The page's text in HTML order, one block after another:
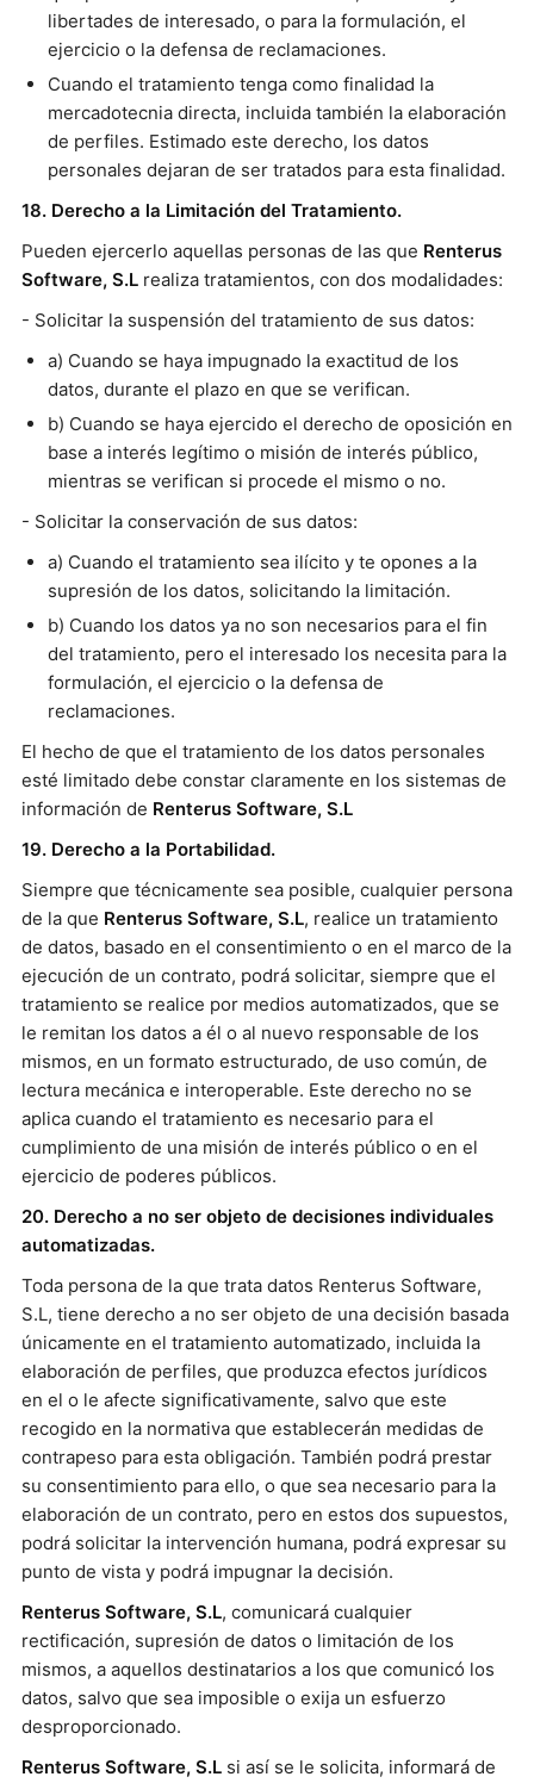
libertades de interesado, o para la formulación, el
ejercicio o la defensa de reclamaciones.
Cuando el tratamiento tenga como finalidad la
mercadotecnia directa, incluida también la elaboración
de perfiles. Estimado este derecho, los datos
personales dejaran de ser tratados para esta finalidad.
18. Derecho a la Limitación del Tratamiento.
Pueden ejercerlo aquellas personas de las que Renterus
Software, S.L realiza tratamientos, con dos modalidades:
- Solicitar la suspensión del tratamiento de sus datos:
a) Cuando se haya impugnado la exactitud de los
datos, durante el plazo en que se verifican.
b) Cuando se haya ejercido el derecho de oposición en
base a interés legítimo o misión de interés público,
mientras se verifican si procede el mismo o no.
- Solicitar la conservación de sus datos:
a) Cuando el tratamiento sea ilícito y te opones a la
supresión de los datos, solicitando la limitación.
b) Cuando los datos ya no son necesarios para el fin
del tratamiento, pero el interesado los necesita para la
formulación, el ejercicio o la defensa de
reclamaciones.
El hecho de que el tratamiento de los datos personales
esté limitado debe constar claramente en los sistemas de
información de Renterus Software, S.L
19. Derecho a la Portabilidad.
Siempre que técnicamente sea posible, cualquier persona
de la que Renterus Software, S.L, realice un tratamiento
de datos, basado en el consentimiento o en el marco de la
ejecución de un contrato, podrá solicitar, siempre que el
tratamiento se realice por medios automatizados, que se
le remitan los datos a él o al nuevo responsable de los
mismos, en un formato estructurado, de uso común, de
lectura mecánica e interoperable. Este derecho no se
aplica cuando el tratamiento es necesario para el
cumplimiento de una misión de interés público o en el
ejercicio de poderes públicos.
20. Derecho a no ser objeto de decisiones individuales
automatizadas.
Toda persona de la que trata datos Renterus Software,
S.L, tiene derecho a no ser objeto de una decisión basada
únicamente en el tratamiento automatizado, incluida la
elaboración de perfiles, que produzca efectos jurídicos
en el o le afecte significativamente, salvo que este
recogido en la normativa que establecerán medidas de
contrapeso para esta obligación. También podrá prestar
su consentimiento para ello, o que sea necesario para la
elaboración de un contrato, pero en estos dos supuestos,
podrá solicitar la intervención humana, podrá expresar su
punto de vista y podrá impugnar la decisión.
Renterus Software, S.L, comunicará cualquier
rectificación, supresión de datos o limitación de los
mismos, a aquellos destinatarios a los que comunicó los
datos, salvo que sea imposible o exija un esfuerzo
desproporcionado.
Renterus Software, S.L si así se le solicita, informará de